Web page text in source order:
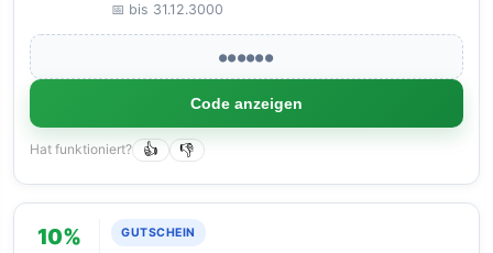
📅 bis 31.12.3000
●●●●●●
Code anzeigen
Hat funktioniert? 👍 👎
10% GUTSCHEIN